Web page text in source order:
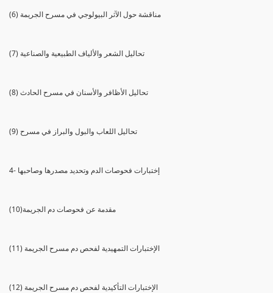
(6) مناقشة حول الآثر البيولوجي في مسرح الجريمة
(7) تحاليل الشعر والألياف الطبيعية والصناعية
(8) تحاليل الأظافر والأسنان في مسرح الحادث
(9) تحاليل اللعاب والبول والبراز في مسرح
4- إختبارات فحوصات الدم وتحديد مصدرها وصاحبها
(10)مقدمة عن فحوصات دم الجريمة
(11) الإختبارات التمهيدية لفحص دم مسرح الجريمة
(12) الإختبارات التأكيدية لفحص دم مسرح الجريمة